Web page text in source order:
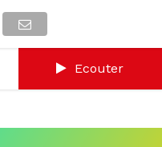
Ecouter